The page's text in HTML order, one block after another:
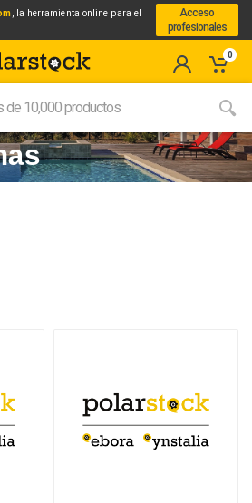
, la herramienta online para el
Acceso
profesionales
0